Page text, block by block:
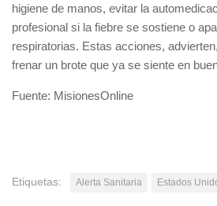
higiene de manos, evitar la
profesional si la fiebre se sostiene o
respiratorias. Estas acciones,
frenar un brote que ya se siente en
Fuente: MisionesOnline
Etiquetas: Alerta Sanitaria Estados